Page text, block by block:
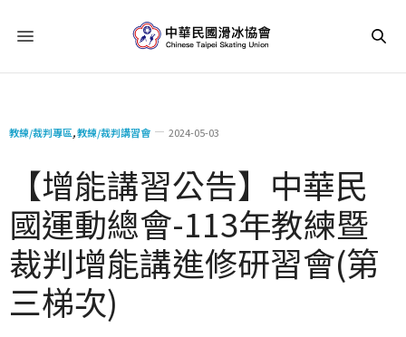
教練/裁判專區,教練/裁判講習會 2024-05-03
【增能講習公告】中華民
國運動總會-113年教練暨
裁判增能講進修研習會(第
三梯次)